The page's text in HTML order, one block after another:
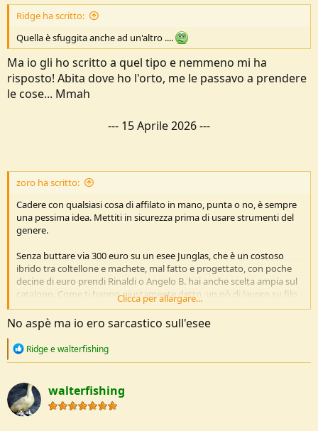
Ridge ha scritto:
Quella è sfuggita anche ad un'altro ....
Ma io gli ho scritto a quel tipo e nemmeno mi ha
risposto! Abita dove ho l'orto, me le passavo a prendere
le cose... Mmah
--- 15 Aprile 2026---
zoro ha scritto:
Cadere con qualsiasi cosa di affilato in mano, punta o no, è sempre
una pessima idea. Mettiti in sicurezza prima di usare strumenti del
genere.
Senza buttare via 300 euro su un esee Junglas, che è un costoso
ibrido tra coltellone e machete, mal fatto e progettato, con poche
decine di euro prendi Rinaldi o Angelo B. hai anche scelta ampia sul
catalogo. Come ti hanno giustamente detto, un pò di lavoro su filo
e manico e diventano ottimi strumenti. Forse l'unica pecca sono i
foderi, ma per il prezzo altro non si può pretendere. Sono più che
altro attrezzi da lavoro grezzi, che coltelli di fascia alta, ma il loro
lavoro lo fanno.
inutile e nel frattempo ti sei fatto sfuggire una estwing sportsman
axe short a 50 euro spedita sul mercatino, nuova immacolata, con
manico in dischi di cuoio trattati (non grezzi come Rinaldi e Angelo
Clicca per allargare...
No aspè ma io ero sarcastico sull'esee
R
c
t
i
o
Ridgeewalterfishing
walterfishing